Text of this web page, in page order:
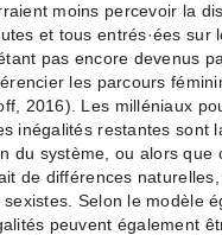
moins percevoir la
et tous entrés·ées sur
pas encore devenus
les parcours
2016). Les milléniaux
inégalités restantes sont
du système, ou alors que
de différences
Selon le modèle
peuvent également